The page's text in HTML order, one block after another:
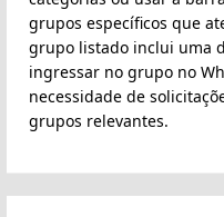
grupos específicos que
grupo listado inclui uma
ingressar no grupo no
necessidade de
grupos relevantes.